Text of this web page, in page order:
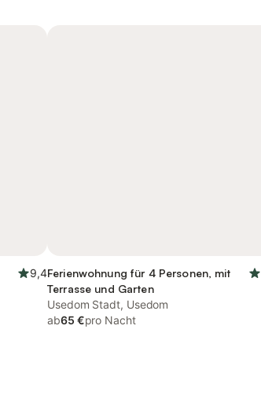
9,4Ferienwohnung für 4 Personen, mit
Terrasse und Garten
Usedom Stadt, Usedom
ab65 €pro Nacht